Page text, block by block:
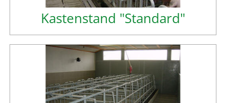
Kastenstand "Standard"